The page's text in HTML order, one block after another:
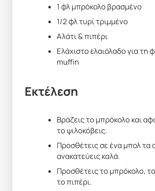
1 φλ μπρόκολο βρασμένο
1/2 φλ τυρί τριμμένο
Αλάτι & πιπέρι
Ελάχιστο ελαιόλαδο για τη
muffin
Εκτέλεση
Βράζεις το μπρόκολο και
το ψιλοκόβεις.
Προσθέτεις σε ένα μπολ τα
ανακατεύεις καλά.
Προσθέτεις το μπρόκολο, το
το πιπέρι.